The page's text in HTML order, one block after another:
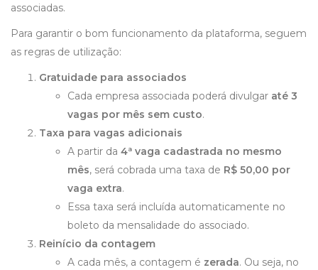
associadas.
Para garantir o bom funcionamento da plataforma, seguem
as regras de utilização:
Gratuidade para associados
Cada empresa associada poderá divulgar até 3
vagas por mês sem custo.
Taxa para vagas adicionais
A partir da 4ª vaga cadastrada no mesmo
mês, será cobrada uma taxa de R$ 50,00 por
vaga extra.
Essa taxa será incluída automaticamente no
boleto da mensalidade do associado.
Reinício da contagem
A cada mês, a contagem é zerada. Ou seja, no